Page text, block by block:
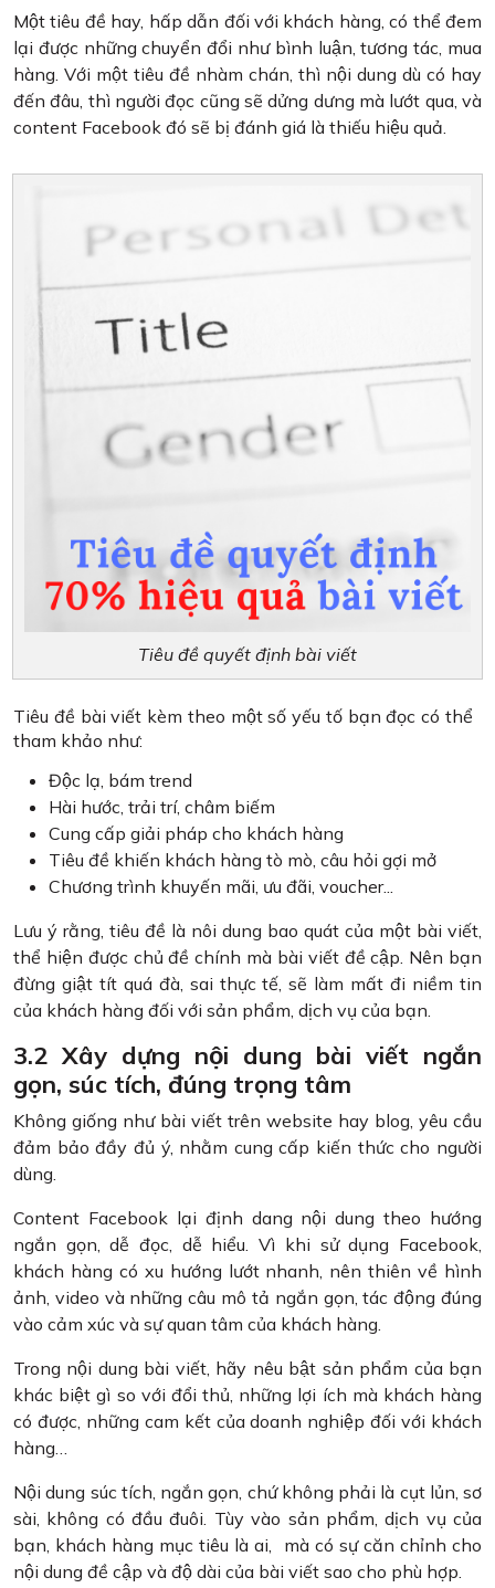
Một tiêu đề hay, hấp dẫn đối với khách hàng, có thể đem
lại được những chuyển đổi như bình luận, tương tác, mua
hàng. Với một tiêu đề nhàm chán, thì nội dung dù có hay
đến đâu, thì người đọc cũng sẽ dửng dưng mà lướt qua, và
content Facebook đó sẽ bị đánh giá là thiếu hiệu quả.
Tiêu đề quyết định bài viết
Tiêu đề bài viết kèm theo một số yếu tố bạn đọc có thể
tham khảo như:
Độc lạ, bám trend
Hài hước, trải trí, châm biếm
Cung cấp giải pháp cho khách hàng
Tiêu đề khiến khách hàng tò mò, câu hỏi gợi mở
Chương trình khuyến mãi, ưu đãi, voucher...
Lưu ý rằng, tiêu đề là nôi dung bao quát của một bài viết,
thể hiện được chủ đề chính mà bài viết đề cập. Nên bạn
đừng giật tít quá đà, sai thực tế, sẽ làm mất đi niềm tin
của khách hàng đối với sản phẩm, dịch vụ của bạn.
3.2 Xây dựng nội dung bài viết ngắn
gọn, súc tích, đúng trọng tâm
Không giống như bài viết trên website hay blog, yêu cầu
đảm bảo đầy đủ ý, nhằm cung cấp kiến thức cho người
dùng.
Content Facebook lại định dang nội dung theo hướng
ngắn gọn, dễ đọc, dễ hiểu. Vì khi sử dụng Facebook,
khách hàng có xu hướng lướt nhanh, nên thiên về hình
ảnh, video và những câu mô tả ngắn gọn, tác động đúng
vào cảm xúc và sự quan tâm của khách hàng.
Trong nội dung bài viết, hãy nêu bật sản phẩm của bạn
khác biệt gì so với đổi thủ, những lợi ích mà khách hàng
có được, những cam kết của doanh nghiệp đối với khách
hàng…
Nội dung súc tích, ngắn gọn, chứ không phải là cụt lủn, sơ
sài, không có đầu đuôi. Tùy vào sản phẩm, dịch vụ của
bạn, khách hàng mục tiêu là ai, mà có sự căn chỉnh cho
nội dung đề cập và độ dài của bài viết sao cho phù hợp.